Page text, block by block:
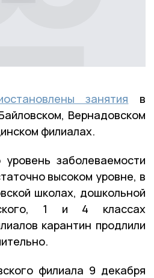
занятия в
Вернадовском
филиалах.
заболеваемости
высоком уровне, в
школах, дошкольной
1 и 4 классах
карантин продлили
филиала 9 декабря